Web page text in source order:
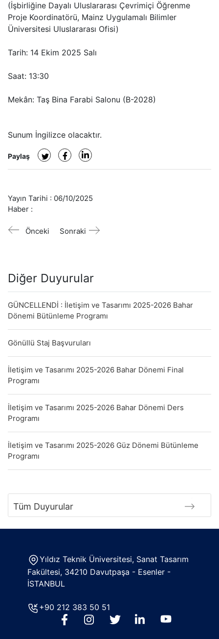
(İşbirliğine Dayalı Uluslararası Çevrimiçi Öğrenme
Proje Koordinatörü, Mainz Uygulamalı Bilimler
Üniversitesi Uluslararası Ofisi)
Tarih: 14 Ekim 2025 Salı
Saat: 13:30
Mekân: Taş Bina Farabi Salonu (B-2028)
Sunum İngilizce olacaktır.
Paylaş
Yayın Tarihi : 06/10/2025
Haber :
Önceki Sonraki
Diğer Duyurular
GÜNCELLENDİ : İletişim ve Tasarımı 2025-2026 Bahar
Dönemi Bütünleme Programı
Gönüllü Staj Başvuruları
İletişim ve Tasarımı 2025-2026 Bahar Dönemi Final
Programı
İletişim ve Tasarımı 2025-2026 Bahar Dönemi Ders
Programı
İletişim ve Tasarımı 2025-2026 Güz Dönemi Bütünleme
Programı
Tüm Duyurular
Yıldız Teknik Üniversitesi, Sanat Tasarım
Fakültesi, 34210 Davutpaşa - Esenler -
İSTANBUL
+90 212 383 50 51